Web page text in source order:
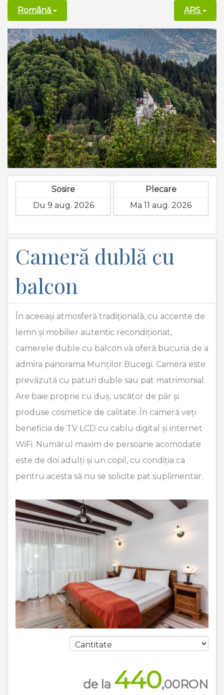
Română ARS
Sosire Plecare
Cameră dublă cu
balcon
În aceeași atmosferă tradițională, cu accente de
lemn și mobilier autentic recondiționat,
camerele duble cu balcon vă oferă bucuria de a
admira panorama Munților Bucegi. Camera este
prevăzută cu paturi duble sau pat matrimonial.
Are baie proprie cu duș, uscător de păr și
produse cosmetice de calitate. În cameră veți
beneficia de TV LCD cu cablu digital și internet
WiFi. Numărul maxim de persoane acomodate
este de doi adulți și un copil, cu condiția ca
pentru acesta să nu se solicite pat suplimentar.
Previous
de la 440,00RON